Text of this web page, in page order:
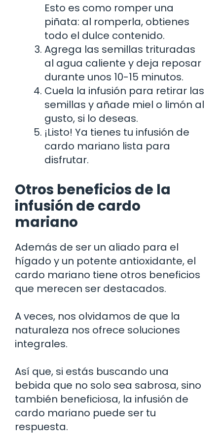
Esto es como romper una
piñata: al romperla, obtienes
todo el dulce contenido.
Agrega las semillas trituradas
al agua caliente y deja reposar
durante unos 10-15 minutos.
Cuela la infusión para retirar las
semillas y añade miel o limón al
gusto, si lo deseas.
¡Listo! Ya tienes tu infusión de
cardo mariano lista para
disfrutar.
Otros beneficios de la
infusión de cardo
mariano
Además de ser un aliado para el
hígado y un potente antioxidante, el
cardo mariano tiene otros beneficios
que merecen ser destacados.
A veces, nos olvidamos de que la
naturaleza nos ofrece soluciones
integrales.
Así que, si estás buscando una
bebida que no solo sea sabrosa, sino
también beneficiosa, la infusión de
cardo mariano puede ser tu
respuesta.